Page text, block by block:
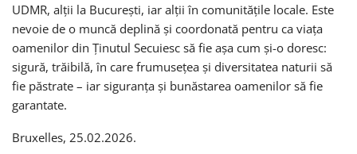
UDMR, alții la București, iar alții în comunitățile locale. Este
nevoie de o muncă deplină și coordonată pentru ca viața
oamenilor din Ținutul Secuiesc să fie așa cum și-o doresc:
sigură, trăibilă, în care frumusețea și diversitatea naturii să
fie păstrate – iar siguranța și bunăstarea oamenilor să fie
garantate.
Bruxelles, 25.02.2026.